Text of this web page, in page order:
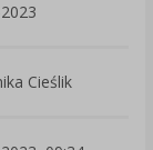
Cieślik